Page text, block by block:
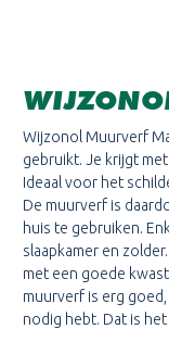
Wijzonol Muurverf
gebruikt. Je krijgt
Ideaal voor het
De muurverf is
huis te gebruiken.
slaapkamer en
met een goede
muurverf is erg
nodig hebt. Dat is